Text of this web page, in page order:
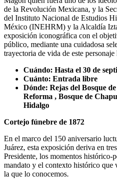
de la Revolución Mexicana, y la
del Instituto Nacional de Estudios
México (INEHRM) y la Alcaldía
exposición iconográfica con el
público, mediante una cuidadosa
trayectoria de vida de este
Cuándo: Hasta el 30 de
Cuánto: Entrada libre
Dónde: Rejas del Bosque
Reforma , Bosque de
Hidalgo
Cortejo fúnebre de 1872
En el marco del 150 aniversario
Juárez, esta exposición deriva en
Presidente, los momentos histórico-
mandato y el contexto histórico
la que lo conocemos.